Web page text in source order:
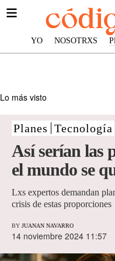
YO NOSOTRXS
Lo más visto
Planes Tecnología
Así serían las
el mundo se
Lxs expertos demandan
crisis de estas proporciones
BY JUANAN NAVARRO
14 noviembre 2024 11:57